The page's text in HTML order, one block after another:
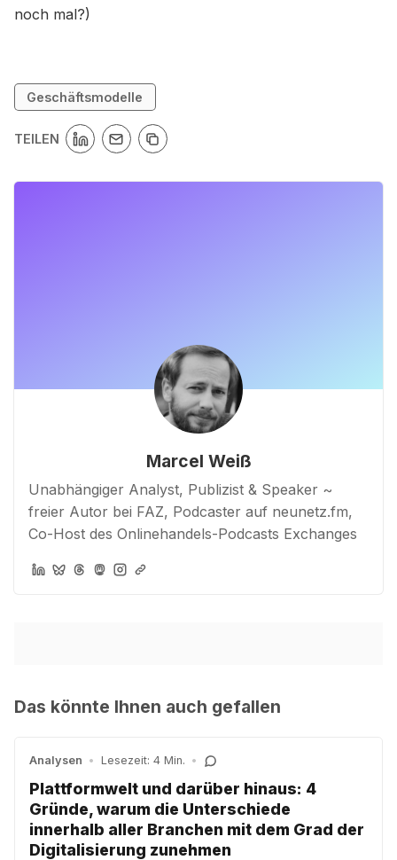
noch mal?)
Geschäftsmodelle
TEILEN
Marcel Weiß
Unabhängiger Analyst, Publizist & Speaker ~
freier Autor bei FAZ, Podcaster auf neunetz.fm,
Co-Host des Onlinehandels-Podcasts Exchanges
Das könnte Ihnen auch gefallen
Analysen • Lesezeit: 4 Min. •
Plattformwelt und darüber hinaus: 4
Gründe, warum die Unterschiede
innerhalb aller Branchen mit dem Grad der
Digitalisierung zunehmen